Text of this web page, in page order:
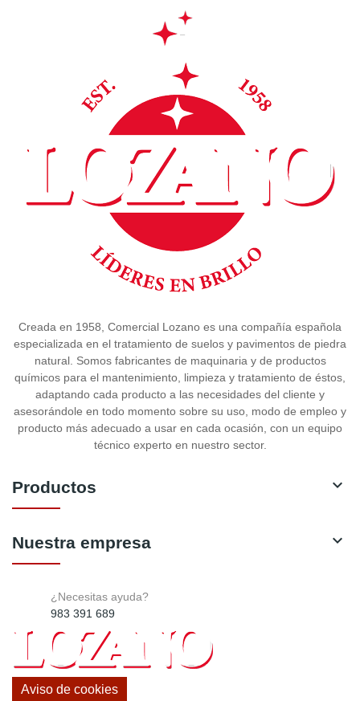
Creada en 1958, Comercial Lozano es una compañía española
especializada en el tratamiento de suelos y pavimentos de piedra
natural. Somos fabricantes de maquinaria y de productos
químicos para el mantenimiento, limpieza y tratamiento de éstos,
adaptando cada producto a las necesidades del cliente y
asesorándole en todo momento sobre su uso, modo de empleo y
producto más adecuado a usar en cada ocasión, con un equipo
técnico experto en nuestro sector.
Productos 
Nuestra empresa 
¿Necesitas ayuda?
983 391 689
Aviso de cookies